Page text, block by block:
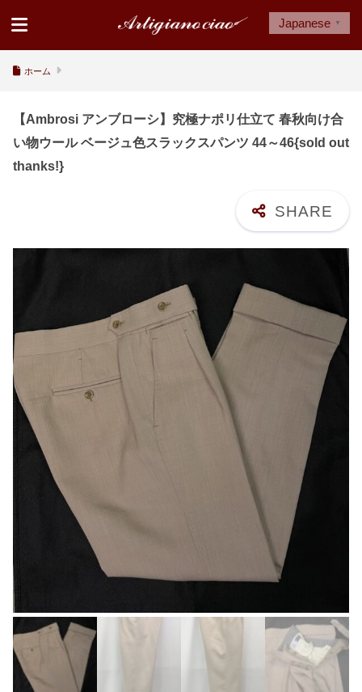
ホーム
【Ambrosi アンブローシ】究極ナポリ仕立て 春秋向け合
い物ウール ベージュ色スラックスパンツ 44～46{sold out
thanks!}
Japanese ▼